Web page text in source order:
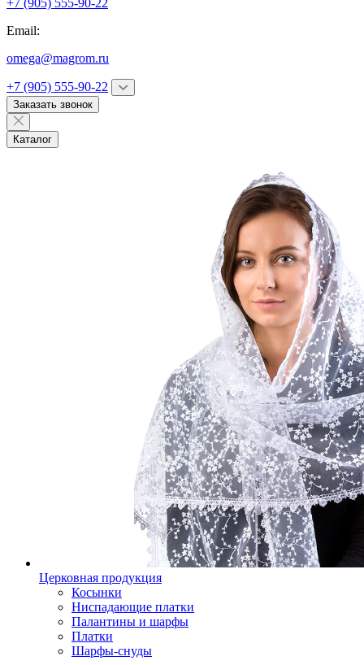
+7 (905) 555-90-22
Email:
omega@magrom.ru
+7 (905) 555-90-22
Заказать звонок
Каталог
Церковная продукция
Косынки
Ниспадающие платки
Палантины и шарфы
Платки
Шарфы-снуды